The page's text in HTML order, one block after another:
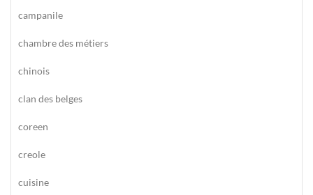
campanile
chambre des métiers
chinois
clan des belges
coreen
creole
cuisine